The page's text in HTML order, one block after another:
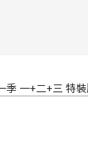
一+二+三 特